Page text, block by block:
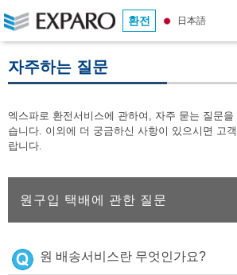
환전 日本語
자주하는 질문
엑스파로 환전서비스에 관하여, 자주 묻는 질문
습니다. 이외에 더 궁금하신 사항이 있으시면 고
랍니다.
원구입 택배에 관한 질문
원 배송서비스란 무엇인가요?